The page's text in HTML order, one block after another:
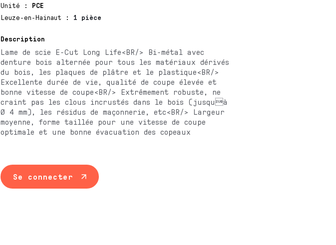
Unité
:
PCE
Leuze-en-Hainaut
: 1 pièce
Description
Lame de scie E-Cut Long Life<BR/> Bi-métal avec
denture bois alternée pour tous les matériaux dérivés
du bois, les plaques de plâtre et le plastique<BR/>
Excellente durée de vie, qualité de coupe élevée et
bonne vitesse de coupe<BR/> Extrêmement robuste, ne
craint pas les clous incrustés dans le bois (jusquà
Ø 4 mm), les résidus de maçonnerie, etc<BR/> Largeur
moyenne, forme taillée pour une vitesse de coupe
optimale et une bonne évacuation des copeaux
Se connecter